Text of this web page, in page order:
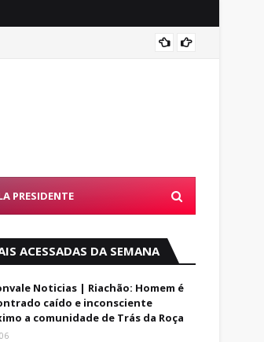
PRESIDENTE
ACESSADAS DA SEMANA
Noticias | Riachão: Homem é
caído e inconsciente
a comunidade de Trás da Roça